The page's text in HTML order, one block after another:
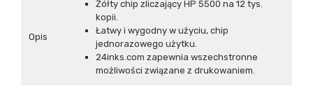
Opis
Żółty chip zliczający HP 5500 na 12 tys.
kopii.
Łatwy i wygodny w użyciu, chip
jednorazowego użytku.
24inks.com zapewnia wszechstronne
możliwości związane z drukowaniem.